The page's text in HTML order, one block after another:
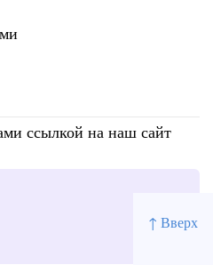
↑ Вверх
ссылкой на наш сайт